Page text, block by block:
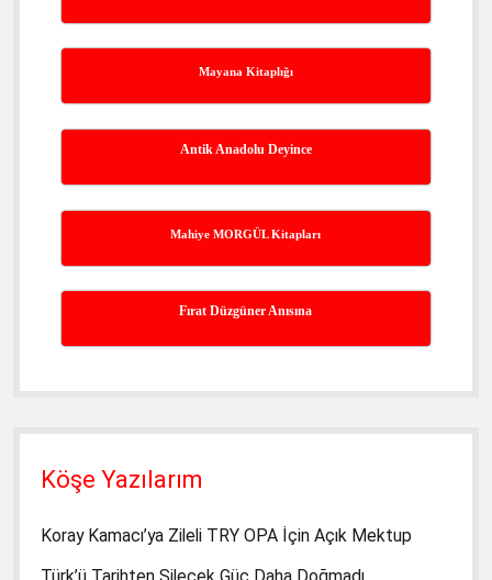
Mayana Kitaplığı
Antik Anadolu Deyince
Mahiye MORGÜL Kitapları
Fırat Düzgüner Anısına
Köşe Yazılarım
Koray Kamacı’ya Zileli TRY OPA İçin Açık Mektup